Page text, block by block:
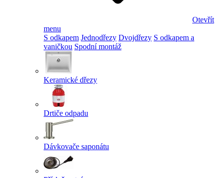
Otevřít
menu
S odkapem Jednodřezy Dvojdřezy S odkapem a
vaničkou Spodní montáž
Keramické dřezy
Drtiče odpadu
Dávkovače saponátu